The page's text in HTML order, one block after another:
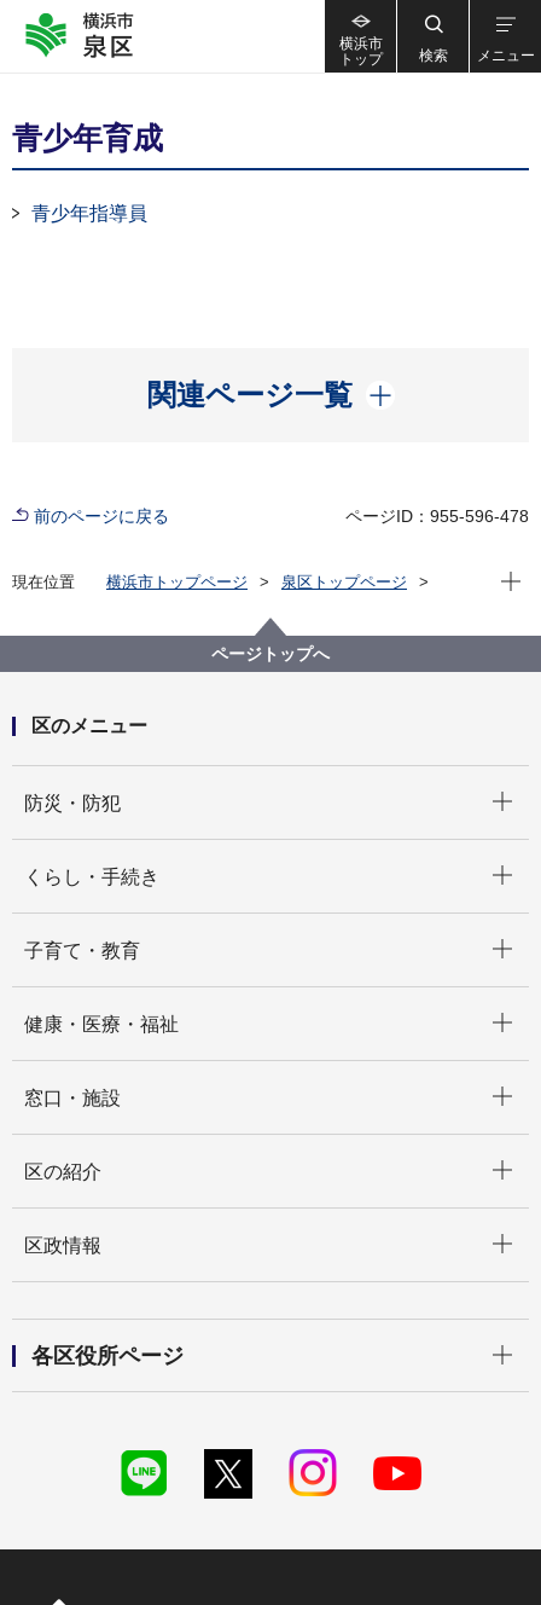
横浜市
トップ
検索 メニュー
青少年育成
青少年指導員
関連ページ一覧
開く
前のページに戻る ページID：955-596-478
現在位置 横浜市トップページ
泉区トップページ
現在
ページトップへ
区のメニュー
防災・防犯
くらし・手続き
子育て・教育
健康・医療・福祉
窓口・施設
区の紹介
区政情報
各区役所ページ